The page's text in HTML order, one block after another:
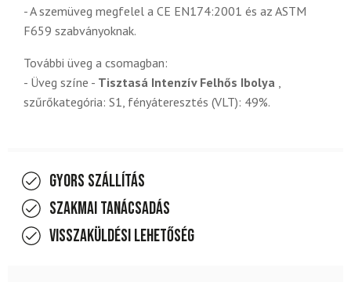
- A szemüveg megfelel a CE EN174:2001 és az ASTM
F659 szabványoknak.
További üveg a csomagban:
- Üveg színe - Tisztasá Intenzív Felhős Ibolya
szűrőkategória: S1, fényáteresztés (VLT): 49%.
Gyors szállítás
Szakmai tanácsadás
Visszaküldési lehetőség